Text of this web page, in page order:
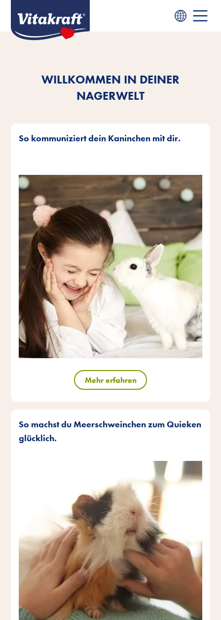
WILLKOMMEN IN DEINER
NAGERWELT
So kommuniziert dein Kaninchen mit dir.
Mehr erfahren
So machst du Meerschweinchen zum Quieken
glücklich.